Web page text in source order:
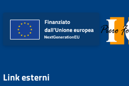
Link esterni